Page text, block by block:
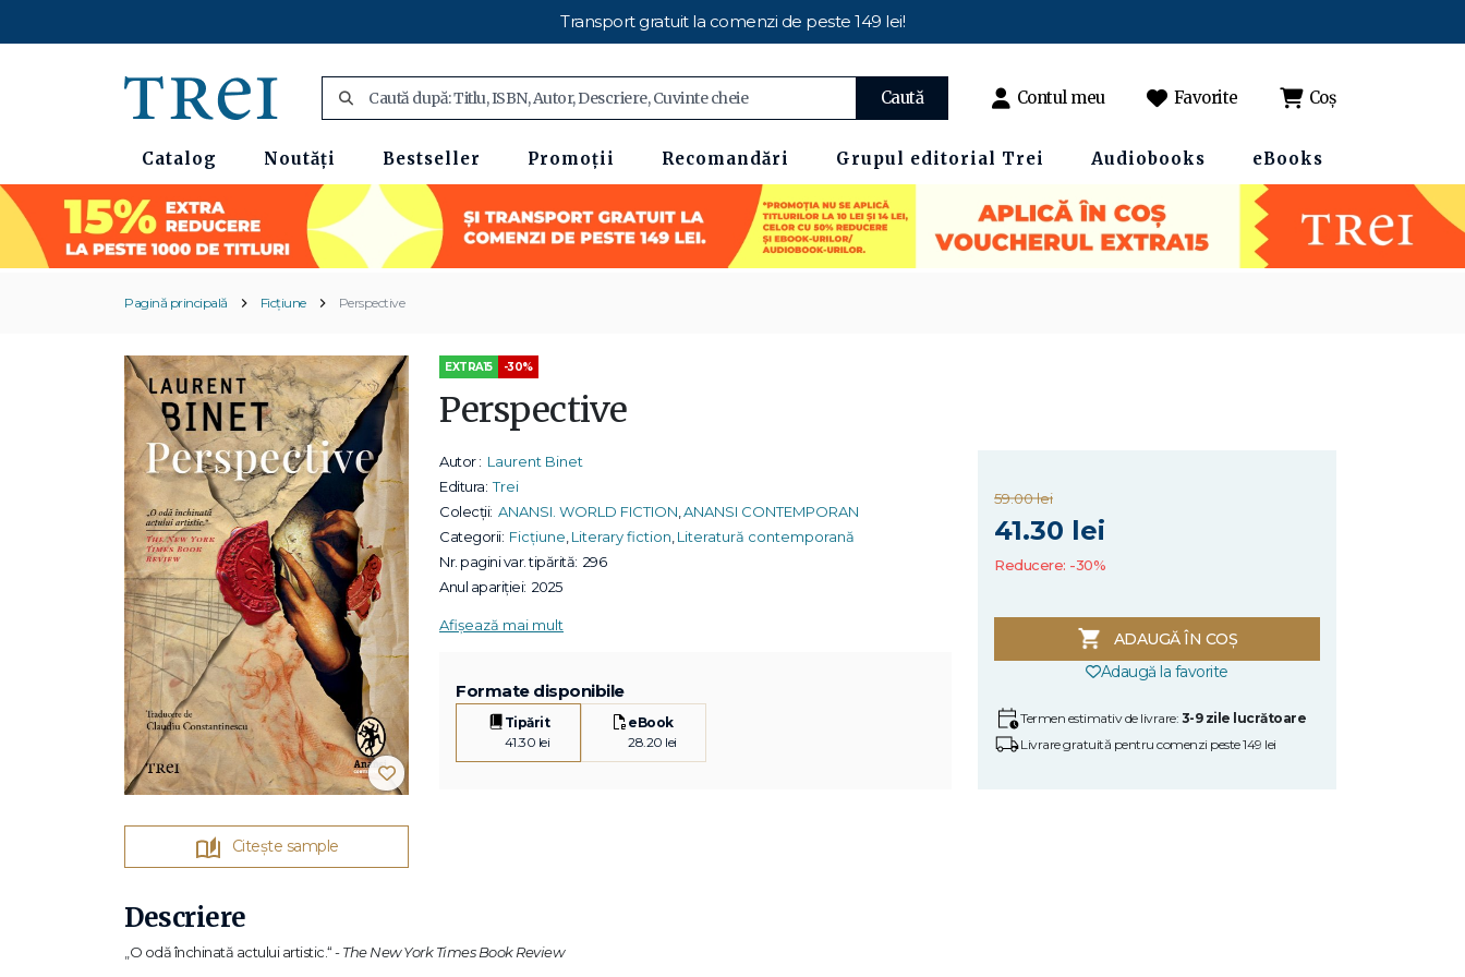
Transport gratuit la comenzi de peste 149 lei!
Caută Contul meu Favorite Coș
Catalog Noutăți Bestseller Promoții Recomandări Grupul editorial Trei Audiobooks eBooks
Pagină principală Ficțiune Perspective
Citește sample
EXTRA15 -30%
Perspective
Autor : Laurent Binet
Editura: Trei
Colecții: ANANSI. WORLD FICTION ANANSI CONTEMPORAN
Categorii: Ficțiune Literary fiction Literatură contemporană
Nr. pagini var. tipărită: 296
Anul apariției: 2025
Afișează mai mult
Formate disponibile
Tipărit
41.30 lei
eBook
28.20 lei
59.00 lei
41.30 lei
Reducere: -30%
ADAUGĂ ÎN COȘ
Adaugă la favorite
Termen estimativ de livrare: 3-9 zile lucrătoare
Livrare gratuită pentru comenzi peste 149 lei
Descriere
„O odă închinată actului artistic.“- The New York Times Book Review